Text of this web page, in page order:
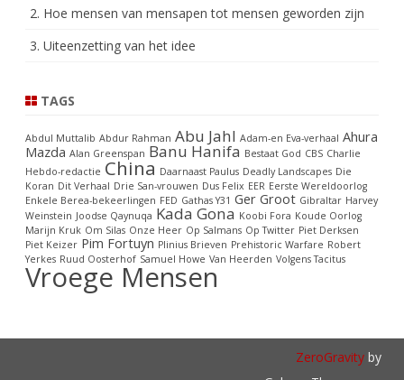
2. Hoe mensen van mensapen tot mensen geworden zijn
3. Uiteenzetting van het idee
TAGS
Abdul Muttalib Abdur Rahman Abu Jahl Adam-en Eva-verhaal Ahura
Mazda Alan Greenspan Banu Hanifa Bestaat God CBS Charlie
Hebdo-redactie China Daarnaast Paulus Deadly Landscapes Die
Koran Dit Verhaal Drie San-vrouwen Dus Felix EER Eerste Wereldoorlog
Enkele Berea-bekeerlingen FED Gathas Y31 Ger Groot Gibraltar Harvey
Weinstein Joodse Qaynuqa Kada Gona Koobi Fora Koude Oorlog
Marijn Kruk Om Silas Onze Heer Op Salmans Op Twitter Piet Derksen
Piet Keizer Pim Fortuyn Plinius Brieven Prehistoric Warfare Robert
Yerkes Ruud Oosterhof Samuel Howe Van Heerden Volgens Tacitus
Vroege Mensen
ZeroGravityby